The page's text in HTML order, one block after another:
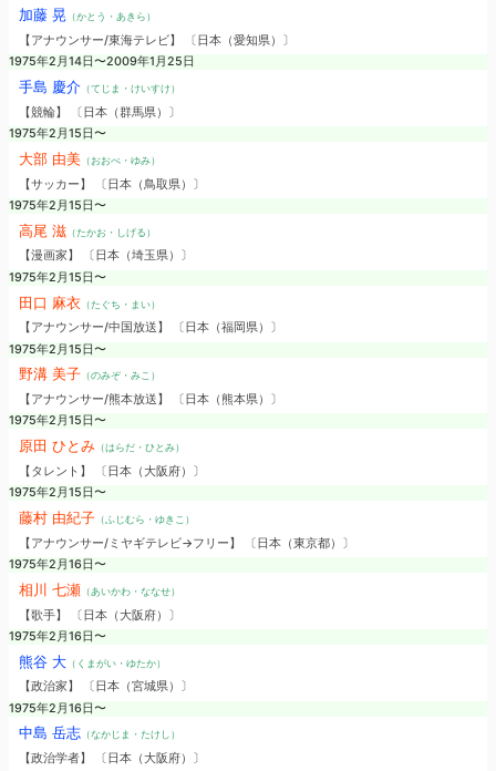
加藤 晃（かとう・あきら）
【アナウンサー/東海テレビ】 〔日本（愛知県）〕
1975年2月14日〜2009年1月25日
手島 慶介（てじま・けいすけ）
【競輪】 〔日本（群馬県）〕
1975年2月15日〜
大部 由美（おおべ・ゆみ）
【サッカー】 〔日本（鳥取県）〕
1975年2月15日〜
高尾 滋（たかお・しげる）
【漫画家】 〔日本（埼玉県）〕
1975年2月15日〜
田口 麻衣（たぐち・まい）
【アナウンサー/中国放送】 〔日本（福岡県）〕
1975年2月15日〜
野溝 美子（のみぞ・みこ）
【アナウンサー/熊本放送】 〔日本（熊本県）〕
1975年2月15日〜
原田 ひとみ（はらだ・ひとみ）
【タレント】 〔日本（大阪府）〕
1975年2月15日〜
藤村 由紀子（ふじむら・ゆきこ）
【アナウンサー/ミヤギテレビ→フリー】 〔日本（東京都）〕
1975年2月16日〜
相川 七瀬 （あいかわ・ななせ）
【歌手】 〔日本（大阪府）〕
1975年2月16日〜
熊谷 大（くまがい・ゆたか）
【政治家】 〔日本（宮城県）〕
1975年2月16日〜
中島 岳志（なかじま・たけし）
【政治学者】 〔日本（大阪府）〕